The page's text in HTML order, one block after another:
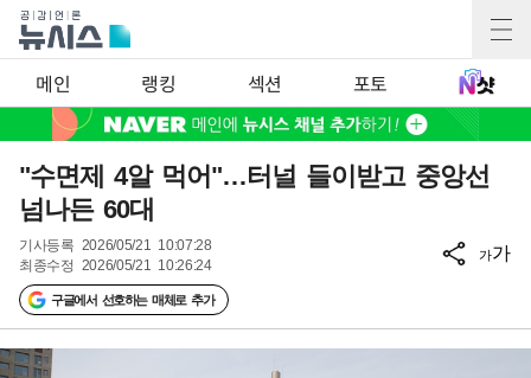
메인 랭킹 섹션 포토
"수면제 4알 먹어"…터널 들이받고 중앙선
넘나든 60대
기사등록 2026/05/21 10:07:28
최종수정 2026/05/21 10:26:24
구글에서 선호하는 매체로 추가
가가